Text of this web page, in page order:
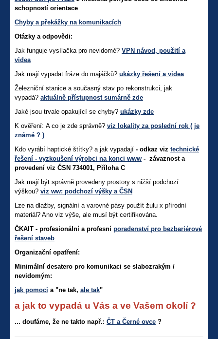
schopností orientace
Chyby a překážky na komunikacích
Otázky a odpovědi:
Jak funguje vysílačka pro nevidomé? VPN návod, použití a
videa
Jak mají vypadat fráze do majáčků? ukázky řešení a videa
Železniční stanice a současný stav po rekonstrukci, jak
vypadá? aktuálně přístupnost sumárně zde
Jaké jsou trvale opakující se chyby? ukázky zde
K ověření: A co je zde správně? viz lokality za poslední rok ( je
známé ? )
Kdo vyrábí haptické štítky? a jak vypadají - odkaz viz technické
řešení - vyzkoušení výrobci na konci www - závaznost a
provedení viz ČSN 734001, Příloha C
Jak mají být správně provedeny prostory s nižší podchozí
výškou? viz ww: podchozí výšky a ČSN
Lze na dlažby, signální a varovné pásy použít žulu x přírodní
materiál? Ano viz výše, ale musí být certifikována.
ČKAIT - profesionální a profesní poradenství pro bezbariérové
řešení staveb
Organizační opatření:
Minimální desatero pro komunikaci se slabozrakým /
nevidomým:
jak pomoci a "ne tak, ale tak"
a jak to vypadá u Vás a ve Vašem okolí ?
... doufáme, že ne takto např.: ČT a Černé ovce ?